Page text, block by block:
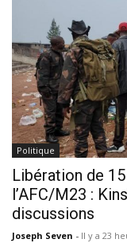
Politique
Libération de
l’AFC/M23 :
discussions
Joseph Seven - Il y a 23